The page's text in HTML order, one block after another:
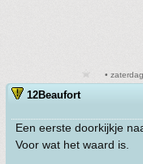
•
12Beaufort
Een eerste doorkijkje
Voor wat het waard is.